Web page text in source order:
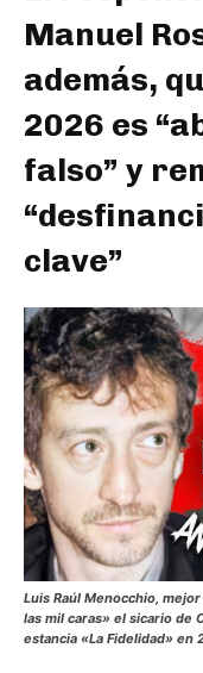
Manuel
además,
2026 es
falso” y
clave”
Luis Raúl Menocchio,
las mil caras» el sicario de
estancia «La Fidelidad» en